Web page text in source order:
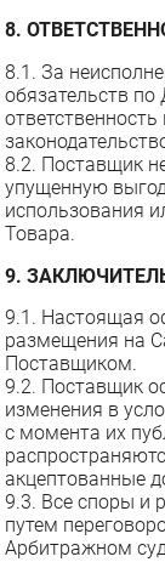
8.
8.1. За
обязательств
8.2. Поставщик
упущенную
использования
Товара.
9.
9.1. Настоящая
размещения на
Поставщиком.
9.2. Поставщик
изменения в
с момента их
акцептованные
9.3. Все споры и
путем
Арбитражном